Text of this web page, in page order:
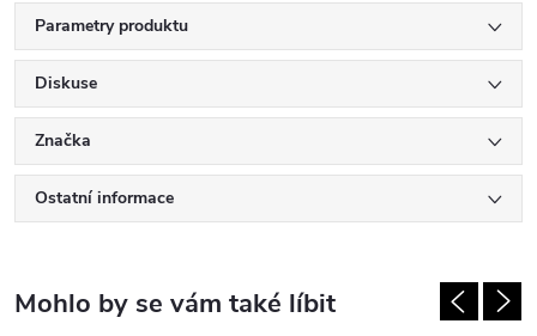
Parametry produktu
Diskuse
Značka
Ostatní informace